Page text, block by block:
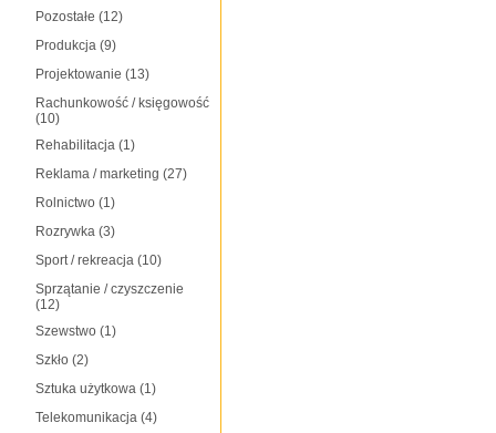
Pozostałe (12)
Produkcja (9)
Projektowanie (13)
Rachunkowość / księgowość
(10)
Rehabilitacja (1)
Reklama / marketing (27)
Rolnictwo (1)
Rozrywka (3)
Sport / rekreacja (10)
Sprzątanie / czyszczenie
(12)
Szewstwo (1)
Szkło (2)
Sztuka użytkowa (1)
Telekomunikacja (4)